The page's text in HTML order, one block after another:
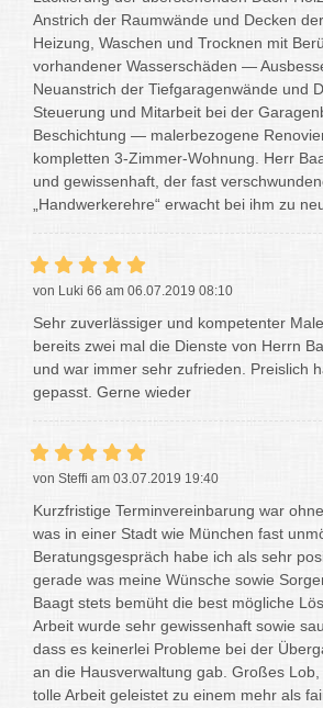
Anstrich der Raumwände und Decken
Heizung, Waschen und Trocknen mit
vorhandener Wasserschäden —
Neuanstrich der Tiefgaragenwände und
Steuerung und Mitarbeit bei der
Beschichtung — malerbezogene
kompletten 3-Zimmer-Wohnung. Herr
und gewissenhaft, der fast
„Handwerkerehre“ erwacht bei ihm zu
von Luki 66 am 06.07.2019 08:10
Sehr zuverlässiger und kompetenter
bereits zwei mal die Dienste von Herrn
und war immer sehr zufrieden. Preislich
gepasst. Gerne wieder
von Steffi am 03.07.2019 19:40
Kurzfristige Terminvereinbarung war
was in einer Stadt wie München fast
Beratungsgespräch habe ich als sehr
gerade was meine Wünsche sowie
Baagt stets bemüht die best mögliche
Arbeit wurde sehr gewissenhaft sowie
dass es keinerlei Probleme bei der
an die Hausverwaltung gab. Großes
tolle Arbeit geleistet zu einem mehr als